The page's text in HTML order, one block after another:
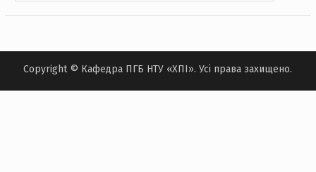
Copyright © Кафедра ПГБ НТУ «ХПІ». Усі права захищено.